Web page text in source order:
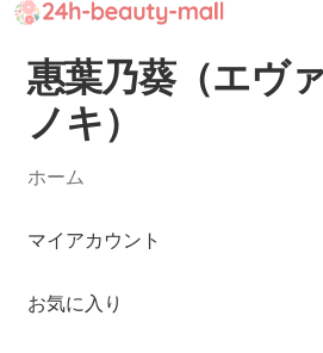
ナ
ビ
ゲ
シ
ン
ス
コ
ン
テ
ツ
ス
ッ
惠葉乃葵（エヴァ
ノキ）
ホーム
マイアカウント
お気に入り